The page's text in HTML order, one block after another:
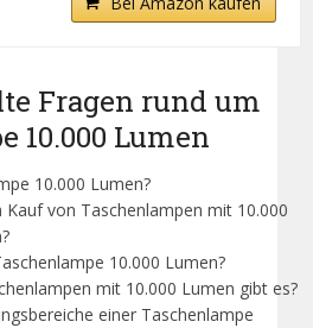
Fragen rund um
10.000 Lumen
10.000 Lumen?
von Taschenlampen mit 10.000
10.000 Lumen?
mit 10.000 Lumen gibt es?
einer Taschenlampe